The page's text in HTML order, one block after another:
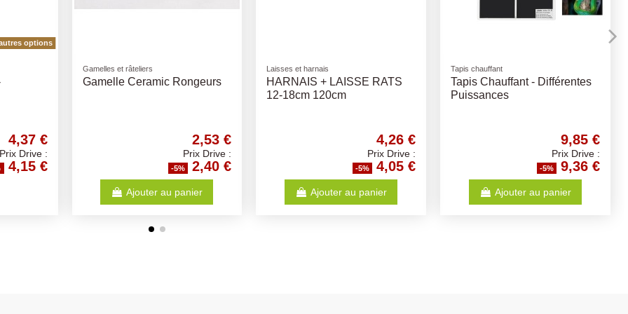
14Ml X2
4,20 €
Prix Drive :
-5% 3,99 €
panier
Caisses et sacs de transport
PANIER TPT RONGEURS
3,40 €
Prix Drive :
-5% 3,23 €
Ajouter au panier
Câble chauffant
Cable Chauffant - Différentes
Puissances
10,51 €
Prix Drive :
-5% 9,98 €
Voir
Racines et plantes
PLANTE PANDANUS
HAGEN
7,36 €
Prix Drive :
-5% 6,99 €
Ajouter au panier